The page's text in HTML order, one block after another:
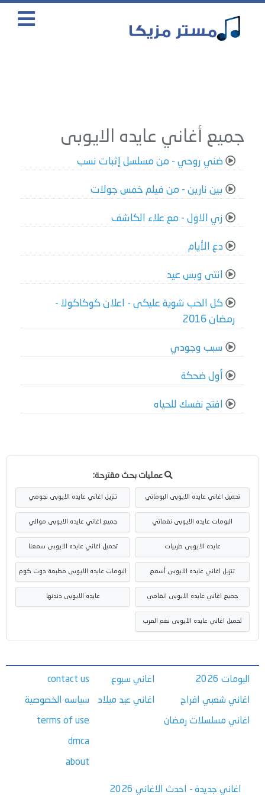
جميع أغاني عايده الايوبى
ضني روحي - من مسلسل إثبات نسب
بين نارين - من فيلم خمس جولات
زي الاول - مع علاء الكاشف
دع الأيام
انتى وبس عيد
كل الحب شوية عليكى - اعلان كوكاكولا -
رمضان 2016
سبب وجودي
أول ضحكة
افتح نفسك للحياه
عمليات بحث مقترحة:
تحميل اغاني عايده الايوبى البوماتي تنزيل اغاني عايده الايوبى نجومي
البومات عايده الايوبى نغماتي جميع اغاني عايده الايوبى موالي
عايده الايوبى طربيات تحميل اغاني عايده الايوبى سمعنا
تنزيل اغاني عايده الايوبى أسمع البومات عايده الايوبى مطبعة دوت كوم
جميع اغاني عايده الايوبى انغامي عايده الايوبى دندنها
تحميل اغاني عايده الايوبى نغم العرب
البومات 2026
اغاني شعبي افراح
اغاني مسلسلات رمضان
اغاني سبوع
اغاني عيد ميلاد
contact us
سياسه الخصوصية
terms of use
dmca
about
اغاني جديدة - احدث الاغاني 2026